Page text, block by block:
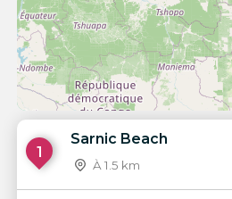
1
Sarnic Beach
À 1.5 km